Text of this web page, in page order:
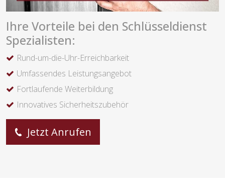
Ihre Vorteile bei den Schlüsseldienst
Spezialisten:
Rund-um-die-Uhr-Erreichbarkeit
Umfassendes Leistungsangebot
Fortlaufende Weiterbildung
Innovatives Sicherheitszubehör
Jetzt Anrufen